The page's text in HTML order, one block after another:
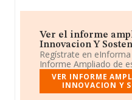
Ver el informe
Innovacion Y
Regístrate en
Informe Ampliado de
VER INFORME
INNOVACION Y